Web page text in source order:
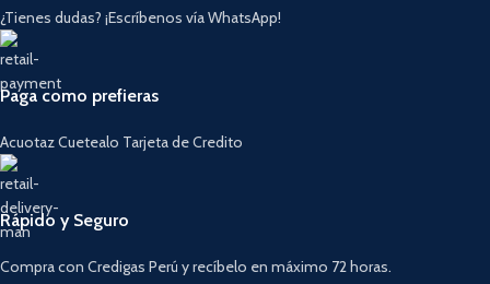
¿Tienes dudas? ¡Escríbenos vía WhatsApp!
Paga como prefieras
Acuotaz Cuetealo Tarjeta de Credito
Rápido y Seguro
Compra con Credigas Perú y recíbelo en máximo 72 horas.